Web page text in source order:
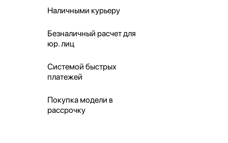
Наличными курьеру
Безналичный расчет для
юр. лиц
Системой быстрых
платежей
Покупка модели в
рассрочку